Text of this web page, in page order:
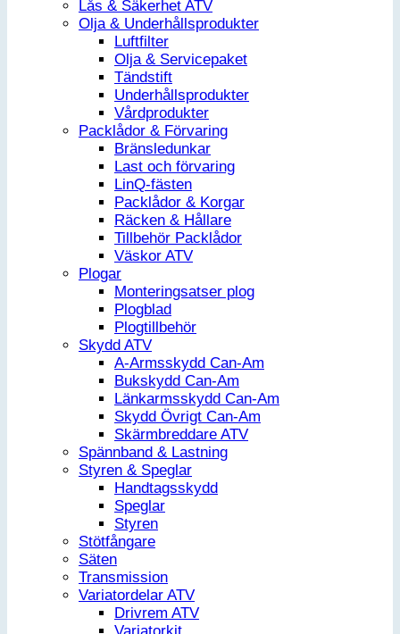
Lås & Säkerhet ATV
Olja & Underhållsprodukter
Luftfilter
Olja & Servicepaket
Tändstift
Underhållsprodukter
Vårdprodukter
Packlådor & Förvaring
Bränsledunkar
Last och förvaring
LinQ-fästen
Packlådor & Korgar
Räcken & Hållare
Tillbehör Packlådor
Väskor ATV
Plogar
Monteringsatser plog
Plogblad
Plogtillbehör
Skydd ATV
A-Armsskydd Can-Am
Bukskydd Can-Am
Länkarmsskydd Can-Am
Skydd Övrigt Can-Am
Skärmbreddare ATV
Spännband & Lastning
Styren & Speglar
Handtagsskydd
Speglar
Styren
Stötfångare
Säten
Transmission
Variatordelar ATV
Drivrem ATV